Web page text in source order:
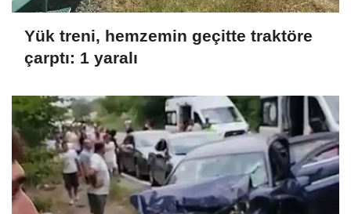
Yük treni, hemzemin geçitte traktöre
çarptı: 1 yaralı